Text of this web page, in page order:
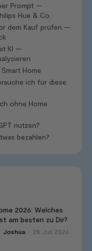
Prompt —
Hue & Co.
dem Kauf prüfen —
KI —
Home
ich für diese
ohne Home
nutzen?
bezahlen?
2026: Welches
am besten zu Dir?
Joshua 28. Juli 2026